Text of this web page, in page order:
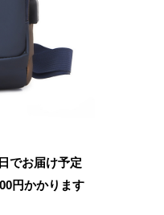
でお届け予定
円かかります